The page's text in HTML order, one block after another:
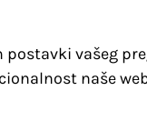
vašeg
naše